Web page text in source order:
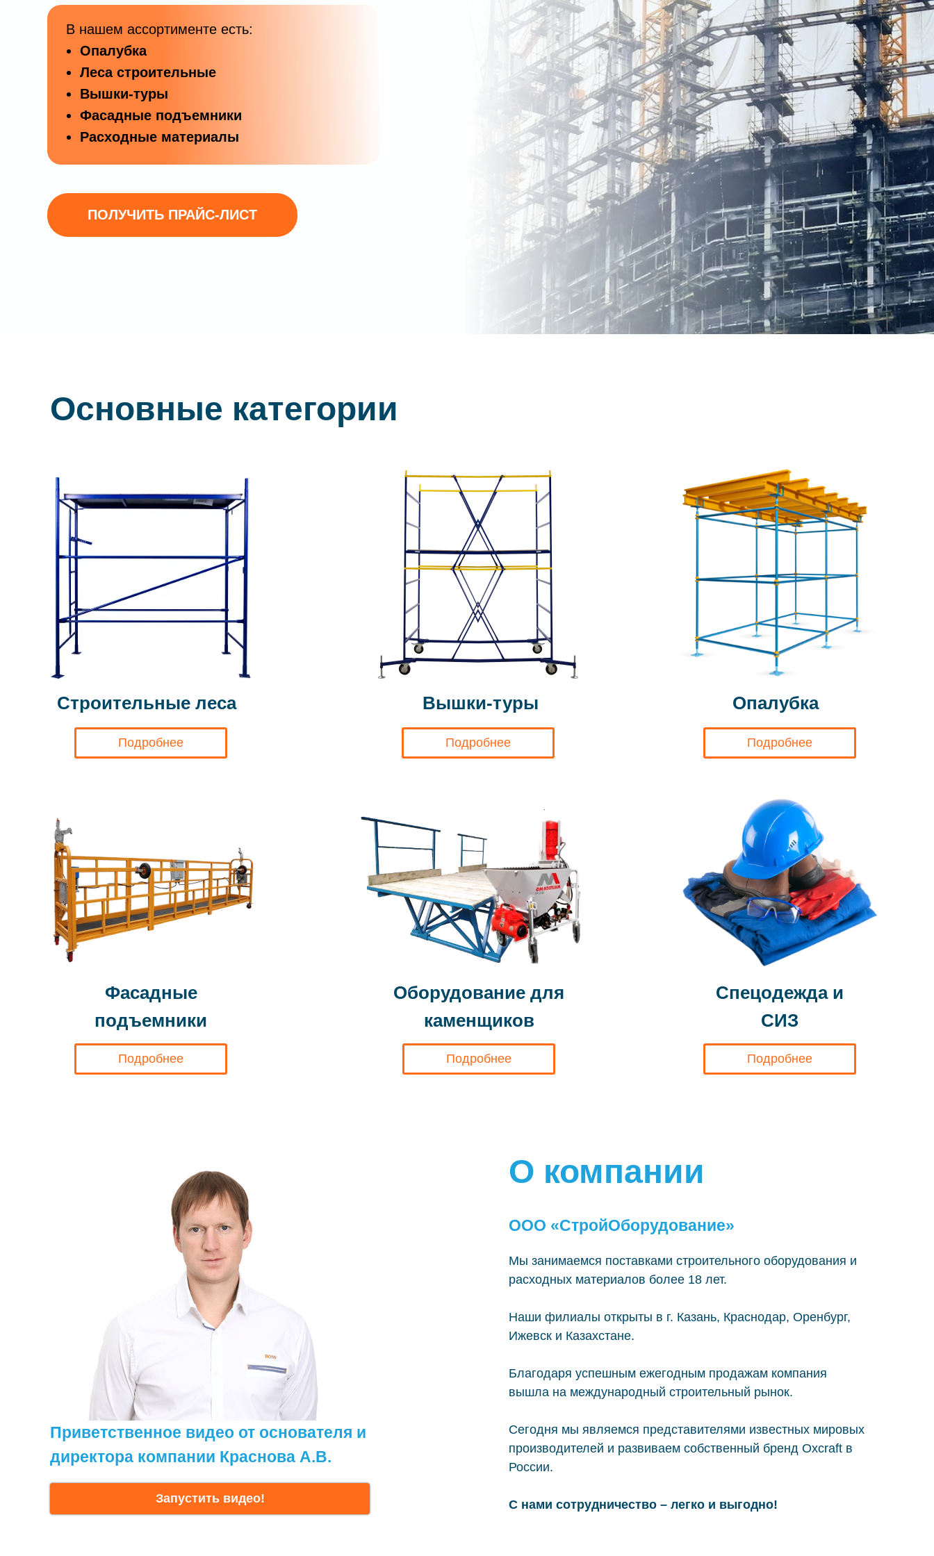
ПОЛУЧИТЬ ПРАЙС-ЛИСТ
Опалубка
Леса строительные
Вышки-туры
Фасадные подъемники
Расходные материалы
В нашем ассортименте есть:
Подробнее
Строительные леса
Подробнее
Спецодежда и
СИЗ
Опалубка
Подробнее
Подробнее
Вышки-туры
Фасадные
подъемники
Подробнее Подробнее
Оборудование для
каменщиков
Основные категории
О компании
Мы занимаемся поставками строительного оборудования и
расходных материалов более 18 лет.
Наши филиалы открыты в г. Казань, Краснодар, Оренбург,
Ижевск и Казахстане.
Благодаря успешным ежегодным продажам компания
вышла на международный строительный рынок.
Сегодня мы являемся представителями известных мировых
производителей и развиваем собственный бренд Oxcraft в
России.
С нами сотрудничество – легко и выгодно!
ООО «СтройОборудование»
Запустить видео!
Приветственное видео от основателя и
директора компании Краснова А.В.